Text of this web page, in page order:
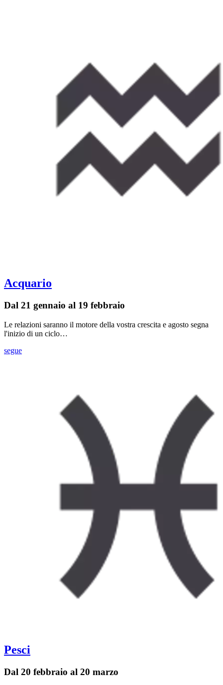
Acquario
Dal 21 gennaio al 19 febbraio
Le relazioni saranno il motore della vostra crescita e agosto segna
l'inizio di un ciclo…
segue
Pesci
Dal 20 febbraio al 20 marzo